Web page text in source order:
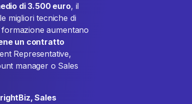
di 3.500 euro, il
migliori tecniche di
aumentano
un contratto
Representative,
manager o Sales
Sales